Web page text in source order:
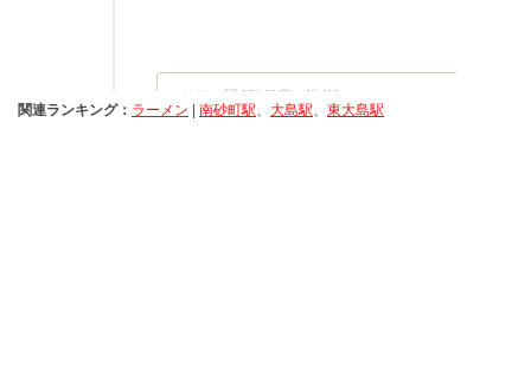
関連ランキング： ラーメン 南砂町駅、 大島駅、 東大島駅